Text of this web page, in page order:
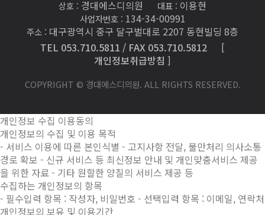
상호 : 경대에스디의원 대표 : 이용현
사업자번호 : 134-34-00991
주소 : 대구광역시 중구 달구벌대로 2207 동현빌딩 8층
TEL 053.710.5811 / FAX 053.710.5812
[
개인정보취급방침 ]
COPYRIGHT © 경대에스디의원. ALL RIGHTS RESERVED.
개인정보 수집 이용동의
개인정보의 수집 및 이용 목적
- 서비스 이용에 따른 본인식별 - 고지사항 전달, 불만처리 의사소통
경로 확보 - 신규 서비스 등 최신정보 안내 및 개인맞춤서비스 제공
을 위한 자료 - 기타 원할한 양질의 서비스 제공 등
수집하는 개인정보의 항목
- 필수입력 항목 : 작성자, 비밀번호 - 선택입력 항목 : 이메일, 연락처
개인정보의 보유 및 이용기간